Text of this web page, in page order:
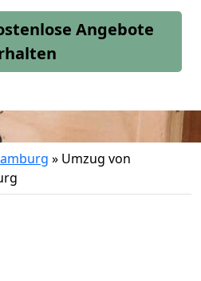
Angebote
» Umzug von